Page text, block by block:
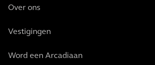
Over ons
Vestigingen
Word een Arcadiaan